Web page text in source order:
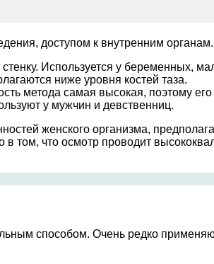
доступом к внутренним органам.
Используется у беременных,
ниже уровня костей таза.
метода самая высокая, поэтому
у мужчин и девственниц.
женского организма,
в том, что осмотр проводит
способом. Очень редко